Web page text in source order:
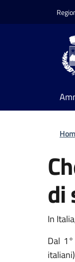
di
In
Dal